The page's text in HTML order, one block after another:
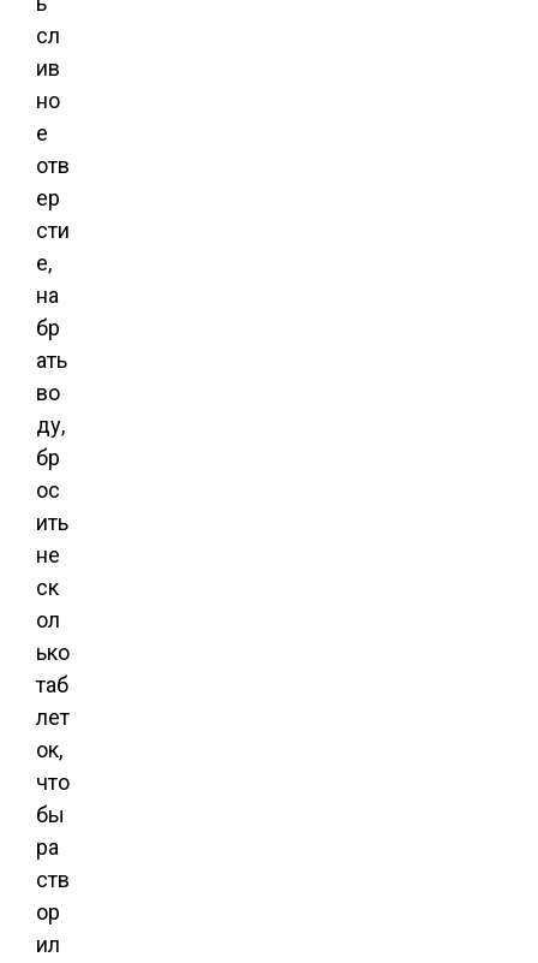
сл
ив
но
е
отв
ер
сти
е,
на
бр
ать
во
ду,
бр
ос
ить
не
ск
ол
ько
таб
лет
ок,
что
бы
ра
ств
ор
ил